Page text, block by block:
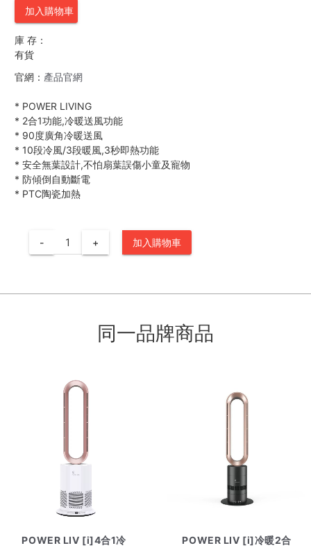
加入購物車
庫 存：
有貨
官網： 產品官網
* POWER LIVING
* 2合1功能,冷暖送風功能
* 90度廣角冷暖送風
* 10段冷風/3段暖風,3秒即熱功能
* 安全無葉設計,不怕扇葉誤傷小童及寵物
* 防傾倒自動斷電
* PTC陶瓷加熱
- + 加入購物車
同一品牌商品
POWER LIV [i]4合1冷 POWER LIV [i]冷暖2合